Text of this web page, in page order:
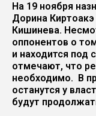
На 19 ноября
Дорина
Кишинева.
оппонентов о
и находится под
отмечают, что
необходимо. В
останутся у
будут